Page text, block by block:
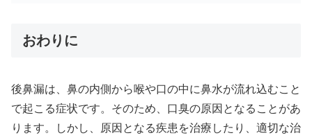
おわりに
後鼻漏は、鼻の内側から喉や口の中に鼻水が流れ込むこと
で起こる症状です。そのため、口臭の原因となることがあ
ります。しかし、原因となる疾患を治療したり、適切な治